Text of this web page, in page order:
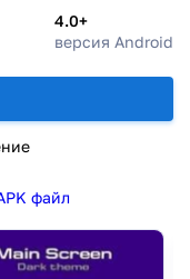
4.0+
версия Android
файл